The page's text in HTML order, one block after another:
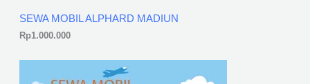
SEWA MOBIL ALPHARD MADIUN
Rp1.000.000